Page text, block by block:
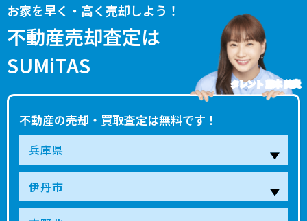
お家を早く・高く売却しよう！
不動産売却査定は
SUMiTAS
不動産の売却・買取査定は無料です！
タレント 藤本 美貴